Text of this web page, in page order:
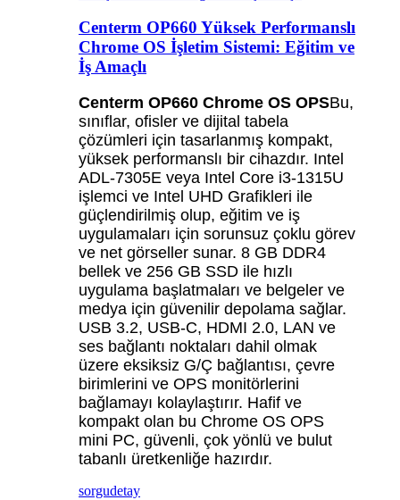
Centerm OP660 Yüksek Performanslı
Chrome OS İşletim Sistemi: Eğitim ve
İş Amaçlı
Centerm OP660 Chrome OS OPSBu,
sınıflar, ofisler ve dijital tabela
çözümleri için tasarlanmış kompakt,
yüksek performanslı bir cihazdır. Intel
ADL-7305E veya Intel Core i3-1315U
işlemci ve Intel UHD Grafikleri ile
güçlendirilmiş olup, eğitim ve iş
uygulamaları için sorunsuz çoklu görev
ve net görseller sunar. 8 GB DDR4
bellek ve 256 GB SSD ile hızlı
uygulama başlatmaları ve belgeler ve
medya için güvenilir depolama sağlar.
USB 3.2, USB-C, HDMI 2.0, LAN ve
ses bağlantı noktaları dahil olmak
üzere eksiksiz G/Ç bağlantısı, çevre
birimlerini ve OPS monitörlerini
bağlamayı kolaylaştırır. Hafif ve
kompakt olan bu Chrome OS OPS
mini PC, güvenli, çok yönlü ve bulut
tabanlı üretkenliğe hazırdır.
sorgudetay